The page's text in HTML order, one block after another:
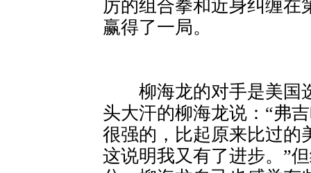
厉的组合拳和近身纠缠在
赢得了一局。
柳海龙的对手是美国
头大汗的柳海龙说：“弗
很强的，比起原来比过的
这说明我又有了进步。”